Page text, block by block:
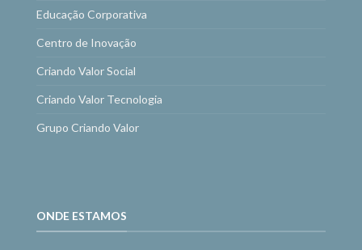
Educação Corporativa
Centro de Inovação
Criando Valor Social
Criando Valor Tecnologia
Grupo Criando Valor
ONDE ESTAMOS